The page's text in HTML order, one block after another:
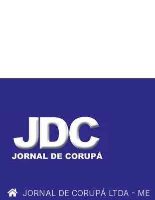
JORNAL DE CORUPÁ LTDA - ME